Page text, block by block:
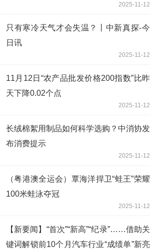
2025-11-12
只有寒冷天气才会失温？丨中新真探-今
日讯
2025-11-12
11月12日“农产品批发价格200指数”比昨
天下降0.02个点
2025-11-12
长绒棉絮用制品如何科学选购？中消协发
布消费提示
2025-11-12
（粤港澳全运会）覃海洋捍卫“蛙王”荣耀
100米蛙泳夺冠
2025-11-12
【新要闻】“首次”“新高”“纪录”……借助关
键词解锁前10个月汽车行业“成绩单”新亮